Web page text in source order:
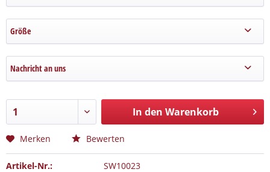
Größe
Nachricht an uns
In den Warenkorb
Merken Bewerten
Artikel-Nr.: SW10023